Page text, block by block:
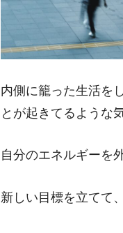
内側に籠った生活を
とが起きてるような
自分のエネルギーを
新しい目標を立てて